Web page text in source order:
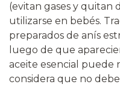
(evitan gases y quitan
utilizarse en bebés.
preparados de anís
luego de que
aceite esencial puede
considera que no